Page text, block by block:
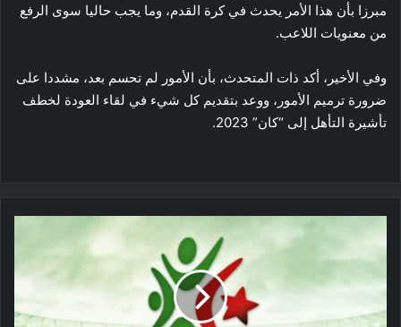
مبرزا بأن هذا الأمر يحدث في كرة القدم، وما يجب حاليا سوى الرفع
من معنويات اللاعب.
وفي الأخير، أكد ذات المتحدث، بأن الأمور لم تحسم بعد، مشددا على
ضرورة ترميم الأمور، ووعد بتقديم كل شيء في لقاء العودة لخطف
تأشيرة التأهل إلى “كان” 2023.
تغييرات
على
الجولة